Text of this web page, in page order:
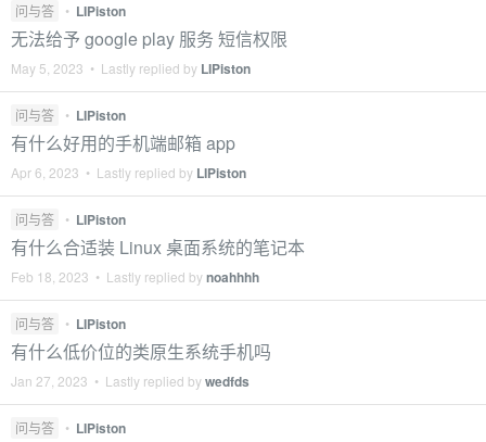
问与答 • LIPiston
无法给予 google play 服务 短信权限
May 5, 2023 • Lastly replied by LIPiston
问与答 • LIPiston
有什么好用的手机端邮箱 app
Apr 6, 2023 • Lastly replied by LIPiston
问与答 • LIPiston
有什么合适装 Linux 桌面系统的笔记本
Feb 18, 2023 • Lastly replied bynoahhhh
问与答 • LIPiston
有什么低价位的类原生系统手机吗
Jan 27, 2023 • Lastly replied bywedfds
问与答 • LIPiston